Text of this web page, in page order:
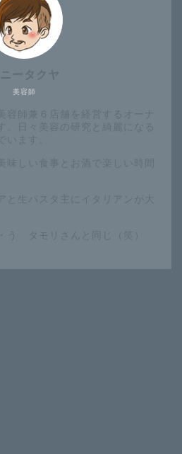
美容師
ニータクヤ
容師兼６店舗を経営するオーナ
。日々美容の研究と綺麗になる
います。
味しい食事とお酒で楽しい時間
と生パスタ主にイタリアンが大
う タモリさんと同じ（笑）